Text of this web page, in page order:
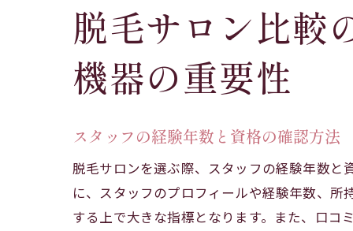
脱毛サロン比較
機器の重要性
スタッフの経験年数と資格の確認方法
脱毛サロンを選ぶ際、スタッフの経験年数と
に、スタッフのプロフィールや経験年数、
する上で大きな指標となります。また、口